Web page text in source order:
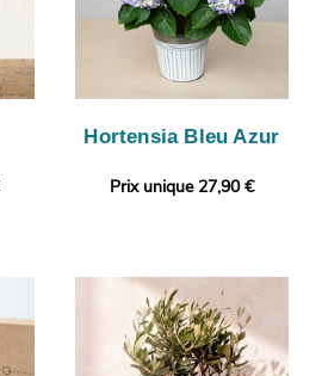
Hortensia Bleu Azur
Prix unique 27,90 €